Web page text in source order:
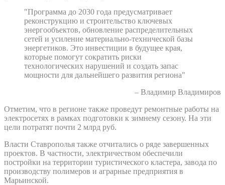
"Программа до 2030 года предусматривает
реконструкцию и строительство ключевых
энергообъектов, обновление распределительных
сетей и усиление материально-технической базы
энергетиков. Это инвестиции в будущее края,
которые помогут сократить риски
технологических нарушений и создать запас
мощности для дальнейшего развития региона"
– Владимир Владимиров
Отметим, что в регионе также проведут ремонтные работы на
электросетях в рамках подготовки к зимнему сезону. На эти
цели потратят почти 2 млрд руб.
Власти Ставрополья также отчитались о ряде завершенных
проектов. В частности, электричеством обеспечили
постройки на территории туристического кластера, завода по
производству полимеров и аграрные предприятия в
Марьинской.